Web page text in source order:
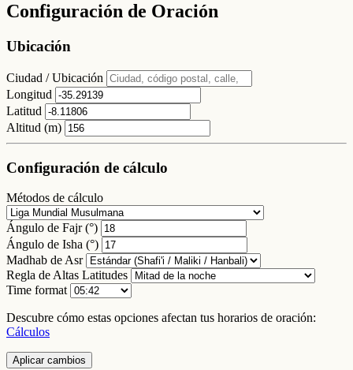
Configuración de Oración
Ubicación
Ciudad / Ubicación
Longitud
Latitud
Altitud (m)
Configuración de cálculo
Métodos de cálculo
Ángulo de Fajr (°)
Ángulo de Isha (°)
Madhab de Asr
Regla de Altas Latitudes
Time format
Descubre cómo estas opciones afectan tus horarios de oración:
Cálculos
Aplicar cambios